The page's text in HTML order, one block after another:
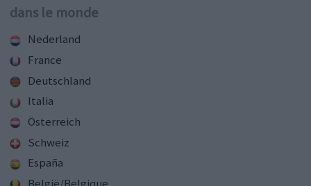
dans le monde
Nederland
France
Deutschland
Italia
Österreich
Schweiz
España